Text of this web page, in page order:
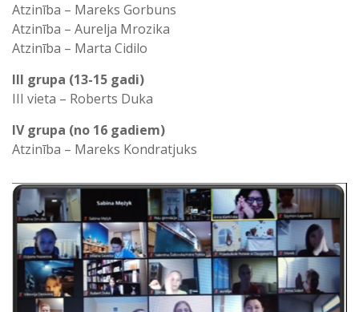
Atzinība – Mareks Gorbuns
Atzinība – Aurelja Mrozika
Atzinība – Marta Cidilo
III grupa (13-15 gadi)
III vieta – Roberts Duka
IV grupa (no 16 gadiem)
Atzinība – Mareks Kondratjuks